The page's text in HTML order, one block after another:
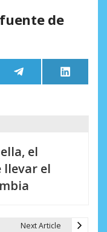
de
Compartir
en
Telegram
en
LinkedIn
el
llevar el
Next Article